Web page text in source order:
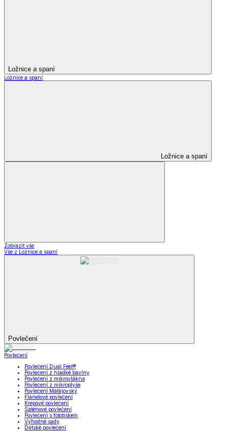
Ložnice a spaní
Ložnice a spaní
Ložnice a spaní
Zobrazit vše
Vše z Ložnice a spaní
Povlečení
Povlečení
Povlečení Dual Feel®
Povlečení z hladké bavlny
Povlečení z mikrovlákna
Povlečení z mikroplyše
Povlečení Matějovský
Flanelové povlečení
Krepové povlečení
Saténové povlečení
Povlečení s fototiskem
Výhodné sady
Dětské povlečení